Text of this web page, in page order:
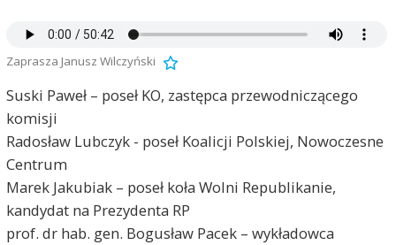
Zaprasza Janusz Wilczyński
Suski Paweł – poseł KO, zastępca przewodniczącego
komisji
Radosław Lubczyk - poseł Koalicji Polskiej, Nowoczesne
Centrum
Marek Jakubiak – poseł koła Wolni Republikanie,
kandydat na Prezydenta RP
prof. dr hab. gen. Bogusław Pacek – wykładowca